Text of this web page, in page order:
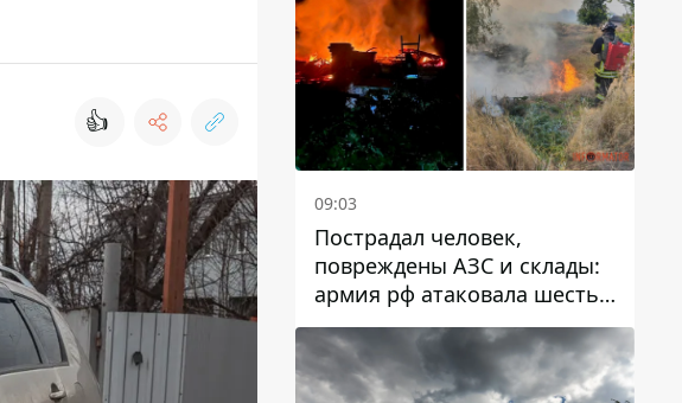
👍
09:03
Пострадал человек,
повреждены АЗС и склады:
армия рф атаковала шесть
районов Днепропетровской
области